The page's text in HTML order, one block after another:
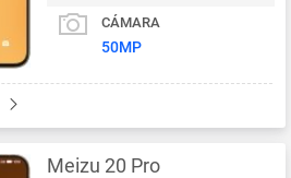
CÁMARA
50MP
Meizu 20 Pro